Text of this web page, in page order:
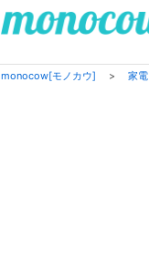
monocow[モノカウ] > 家電